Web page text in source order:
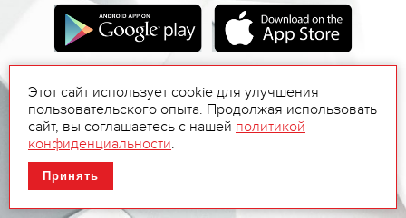
Этот сайт использует cookie для улучшения
пользовательского опыта. Продолжая использовать
сайт, вы соглашаетесь с нашей политикой
конфиденциальности.
Принять